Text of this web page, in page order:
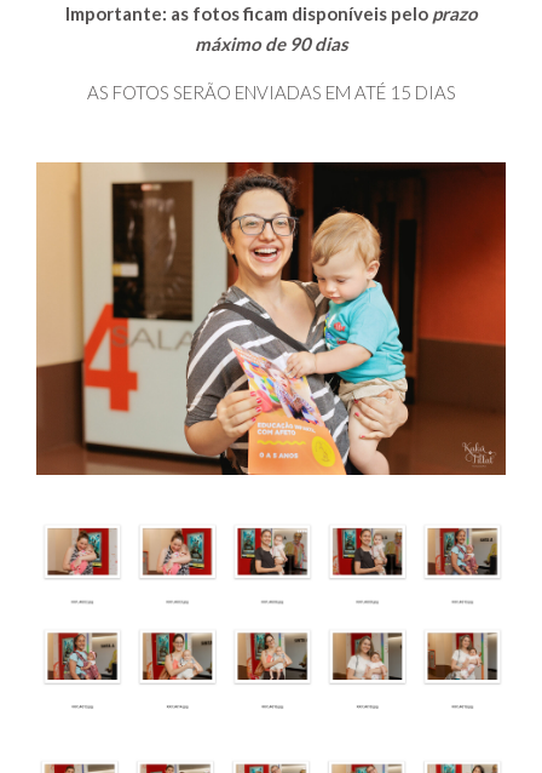
Importante: as fotos ficam disponíveis peloprazo
máximo de 90 dias
AS FOTOS SERÃO ENVIADAS EM ATÉ 15 DIAS